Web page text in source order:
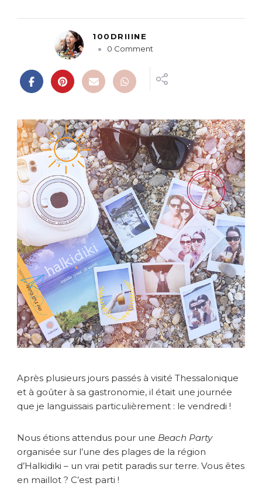
100DRIIINE
0 Comment
h
p
a
r
t
y
s
o
u
s
l
e
s
o
l
e
i
l
d
a
k
i
k
i
Après plusieurs jours passés à visité Thessalonique
et à goûter à sa gastronomie, il était une journée
que je languissais particulièrement : le vendredi !
Nous étions attendus pour une Beach Party
organisée sur l’une des plages de la région
d’Halkidiki – un vrai petit paradis sur terre. Vous êtes
en maillot ? C’est parti !